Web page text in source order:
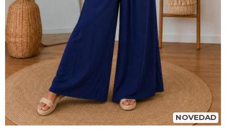
NOVEDAD